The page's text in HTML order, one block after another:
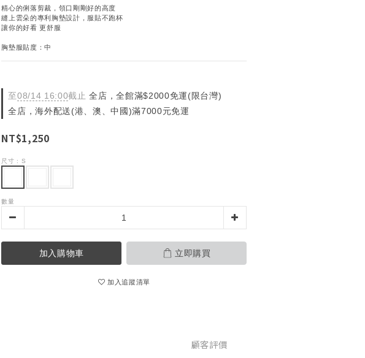
精心的俐落剪裁，領口剛剛好的高度
縫上雲朵的專利胸墊設計，服貼不跑杯
讓你的好看 更舒服
胸墊服貼度：中
至08/14 16:00截止 全店，全館滿$2000免運(限台灣)
全店，海外配送(港、澳、中國)滿7000元免運
NT$1,250
尺寸 : S
數量
加入購物車 立即購買
加入追蹤清單
顧客評價